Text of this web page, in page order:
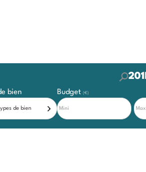
201
bien
de bien
Budget (€)